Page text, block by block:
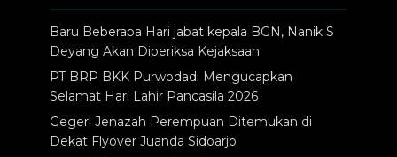
Baru Beberapa Hari jabat kepala BGN, Nanik S
Deyang Akan Diperiksa Kejaksaan.
PT BRP BKK Purwodadi Mengucapkan
Selamat Hari Lahir Pancasila 2026
Geger! Jenazah Perempuan Ditemukan di
Dekat Flyover Juanda Sidoarjo